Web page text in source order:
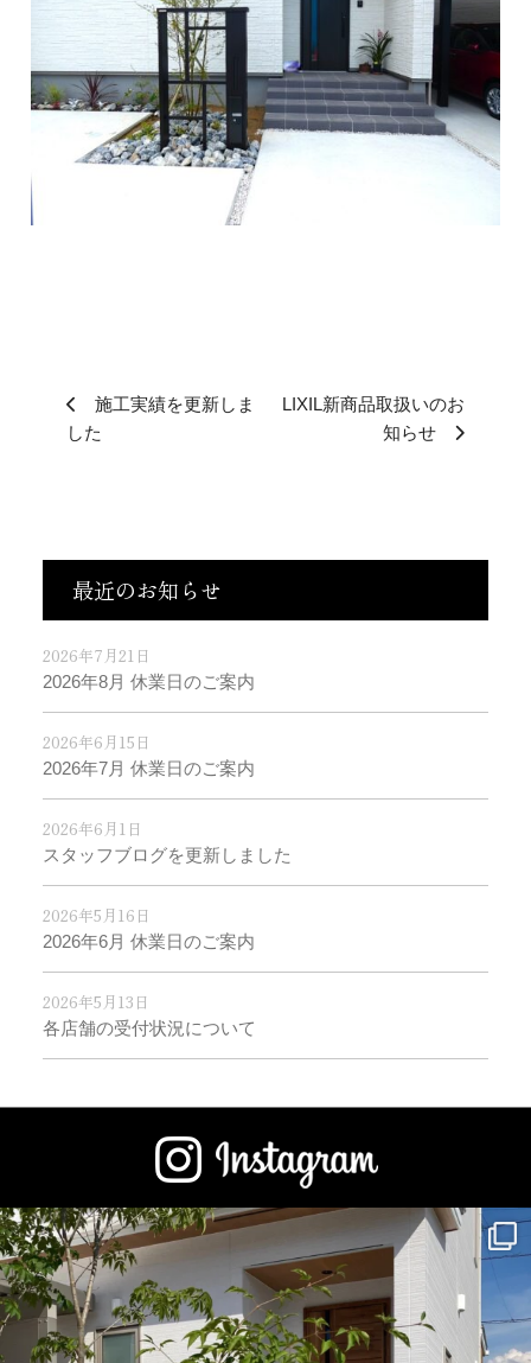
施工実績を更新しま
した
LIXIL新商品取扱いのお
知らせ
最近のお知らせ
2026年7月21日
2026年8月 休業日のご案内
2026年6月15日
2026年7月 休業日のご案内
2026年6月1日
スタッフブログを更新しました
2026年5月16日
2026年6月 休業日のご案内
2026年5月13日
各店舗の受付状況について